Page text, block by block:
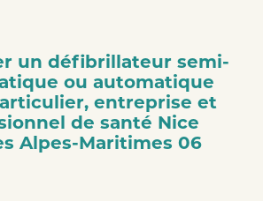
un défibrillateur semi-
ou automatique
entreprise et
de santé Nice
Alpes-Maritimes 06